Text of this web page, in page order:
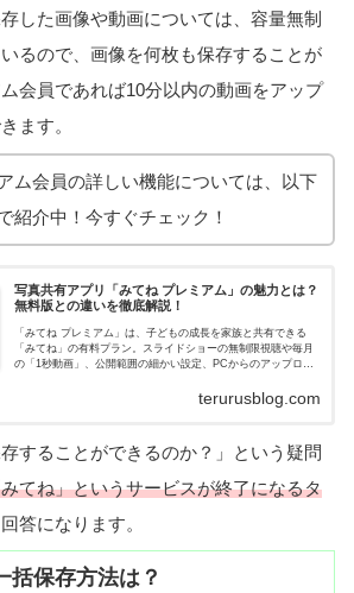
した画像や動画については、容量無制
るので、画像を何枚も保存することが
会員であれば10分以内の動画をアップ
ます。
ム会員の詳しい機能については、以下
紹介中！今すぐチェック！
写真共有アプリ「みてね プレミアム」の魅力とは？
無料版との違いを徹底解説！
「みてね プレミアム」は、子どもの成長を家族と共有できる
「みてね」の有料プラン。スライドショーの無制限視聴や毎月
の「1秒動画」、公開範囲の細かい設定、PCからのアップロー
月無料で試せるので、無料版との違いをチェックしてみません
terurusblog.com
することができるのか？」という疑問
てね」というサービスが終了になるタ
答になります。
括保存方法は？